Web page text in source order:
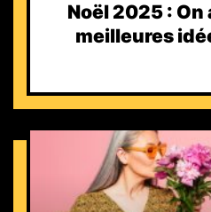
Noël 2025 :
meilleures